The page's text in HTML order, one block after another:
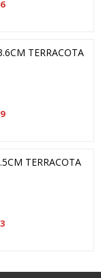
TERRACOTA
TERRACOTA